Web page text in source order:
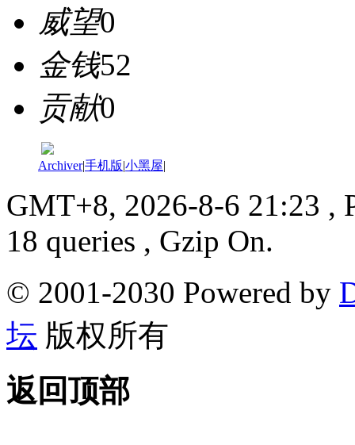
威望0
金钱52
贡献0
Archiver|手机版|小黑屋|
GMT+8, 2026-8-6 21:23 ,
18 queries , Gzip On.
© 2001-2030 Powered by
坛 版权所有
返回顶部